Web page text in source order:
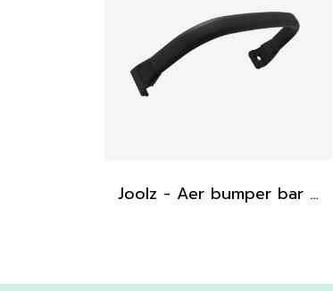
Joolz - Aer bumper bar (Black carbon)